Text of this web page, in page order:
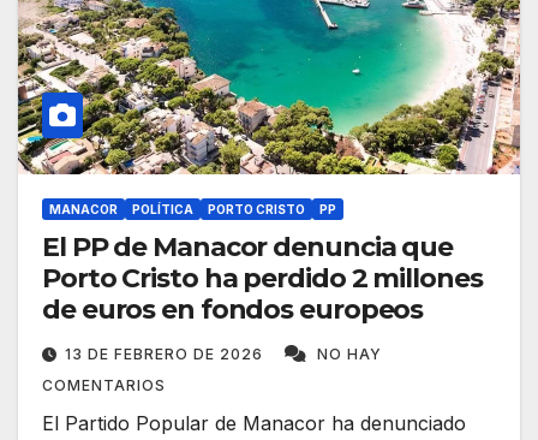
MANACOR POLÍTICA PORTO CRISTO PP
El PP de Manacor denuncia que
Porto Cristo ha perdido 2 millones
de euros en fondos europeos
13 DE FEBRERO DE 2026
NO HAY
COMENTARIOS
El Partido Popular de Manacor ha denunciado